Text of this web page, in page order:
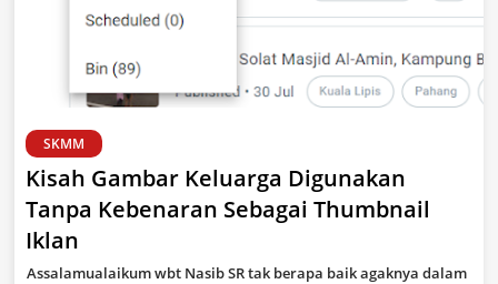
SKMM
Kisah Gambar Keluarga Digunakan
Tanpa Kebenaran Sebagai Thumbnail
Iklan
Assalamualaikum wbt Nasib SR tak berapa baik agaknya dalam